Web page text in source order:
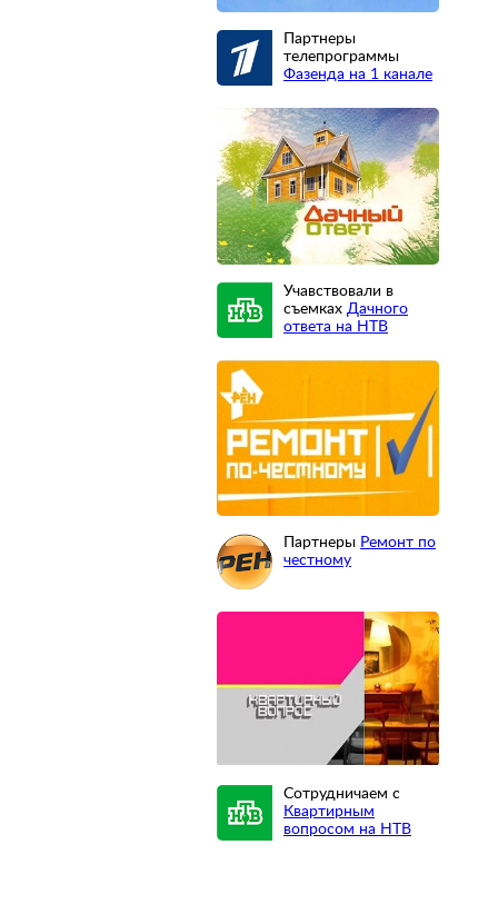
Партнеры
телепрограммы
Фазенда на 1 канале
Учавствовали в
съемках Дачного
ответа на НТВ
Партнеры Ремонт по
честному
Сотрудничаем с
Квартирным
вопросом на НТВ